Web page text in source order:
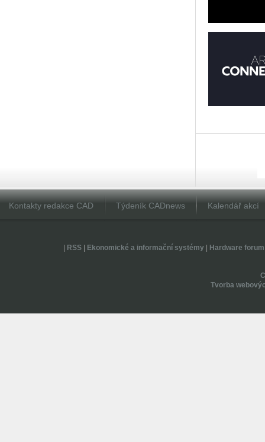
Kontakty redakce CAD Týdeník CADnews Kalendář akcí
RSS| Ekonomické a informační systémy| Hardware forum
Tvorba